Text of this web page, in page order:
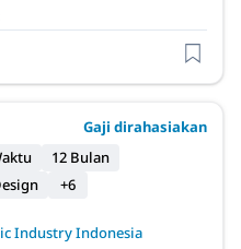
Gaji dirahasiakan
12 Bulan
+6
Industry Indonesia